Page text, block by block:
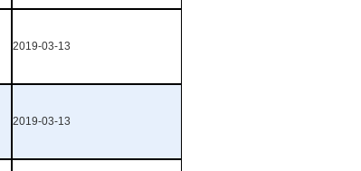
2019-03-13
2019-03-13